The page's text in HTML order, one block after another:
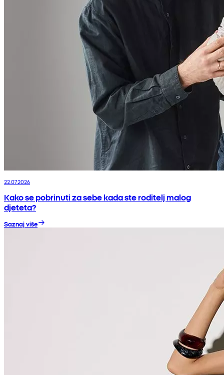
22.07.2026
Kako se pobrinuti za sebe kada ste roditelj malog
djeteta?
Saznaj više